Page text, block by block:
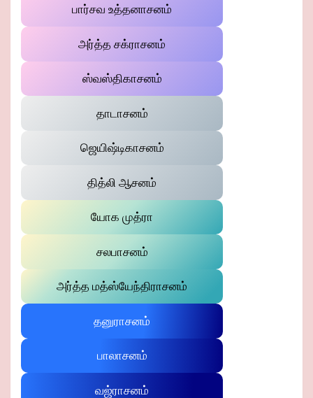
பார்சவ உத்தனாசனம்
அர்த்த சக்ராசனம்
ஸ்வஸ்திகாசனம்
தாடாசனம்
ஜெயிஷ்டிகாசனம்
தித்லி ஆசனம்
யோக முத்ரா
சலபாசனம்
அர்த்த மத்ஸ்யேந்திராசனம்
தனுராசனம்
பாலாசனம்
வஜ்ராசனம்